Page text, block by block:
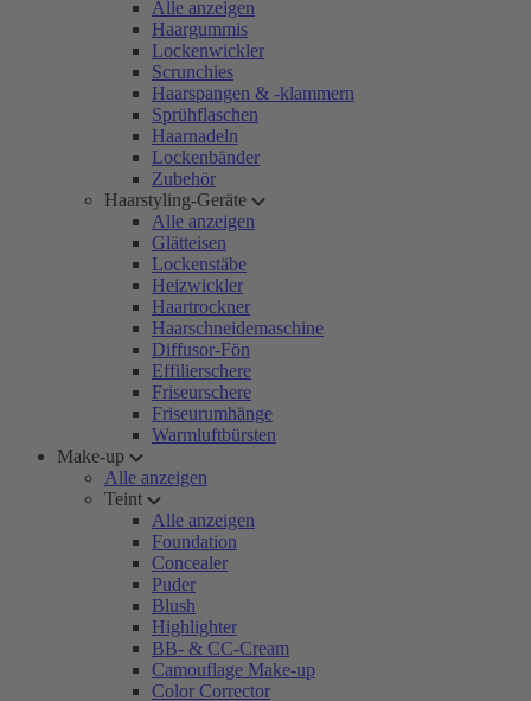
Alle anzeigen
Haargummis
Lockenwickler
Scrunchies
Haarspangen & -klammern
Sprühflaschen
Haarnadeln
Lockenbänder
Zubehör
Haarstyling-Geräte
Alle anzeigen
Glätteisen
Lockenstäbe
Heizwickler
Haartrockner
Haarschneidemaschine
Diffusor-Fön
Effilierschere
Friseurschere
Friseurumhänge
Warmluftbürsten
Make-up
Alle anzeigen
Teint
Alle anzeigen
Foundation
Concealer
Puder
Blush
Highlighter
BB- & CC-Cream
Camouflage Make-up
Color Corrector